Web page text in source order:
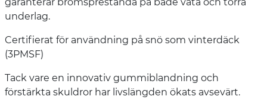
underlag.
Certifierat för användning på snö som vinterdäck
(3PMSF)
Tack vare en innovativ gummiblandning och
förstärkta skuldror har livslängden ökats avsevärt.